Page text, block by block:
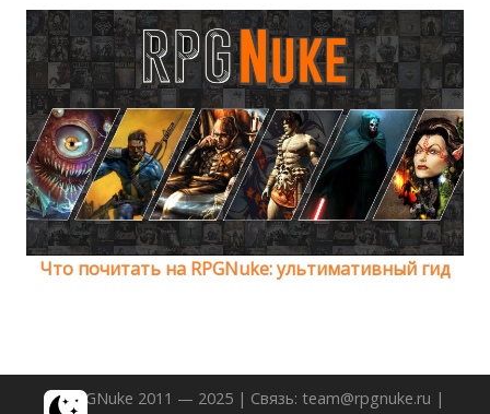
Что почитать на RPGNuke: ультимативный гид
© RPGNuke 2011 — 2025 | Связь: team@rpgnuke.ru |